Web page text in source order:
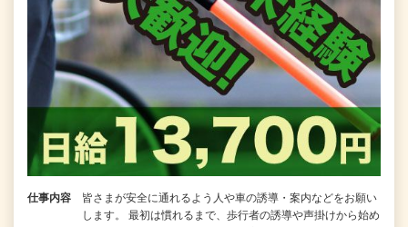
仕事内容
皆さまが安全に通れるよう人や車の誘導・案内などをお願い
します。 最初は慣れるまで、歩行者の誘導や声掛けから始め